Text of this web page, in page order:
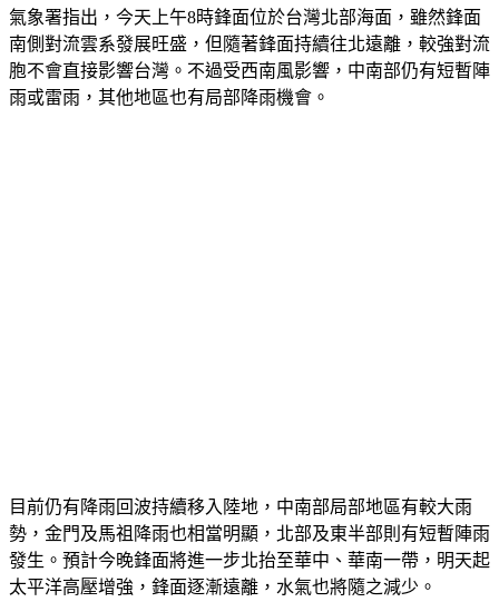
南側對流雲系發展旺盛，但隨著鋒面持續往北遠離，較強對流
胞不會直接影響台灣。不過受西南風影響，中南部仍有短暫陣
雨或雷雨，其他地區也有局部降雨機會。
勢，金門及馬祖降雨也相當明顯，北部及東半部則有短暫陣雨
發生。預計今晚鋒面將進一步北抬至華中、華南一帶，明天起
太平洋高壓增強，鋒面逐漸遠離，水氣也將隨之減少。